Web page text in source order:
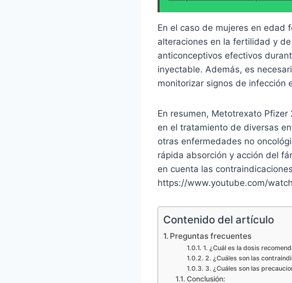
En el caso de mujeres en edad
alteraciones en la fertilidad y
anticonceptivos efectivos
inyectable. Además, es
monitorizar signos de infección
En resumen, Metotrexato
en el tratamiento de diversas
otras enfermedades no
rápida absorción y acción del
en cuenta las
https://www.youtube.com/
Contenido del artículo
Preguntas frecuentes
1. ¿Cuál es la dosis
2. ¿Cuáles son las
3. ¿Cuáles son las
Conclusión: